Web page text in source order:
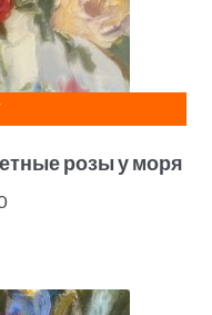
розы у моря